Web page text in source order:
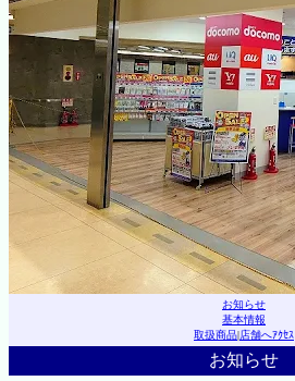
お知らせ
基本情報
取扱商品|店舗へｱｸｾｽ
お知らせ